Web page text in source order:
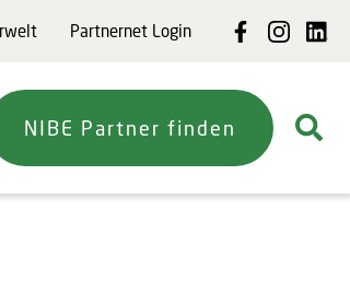
Partnernet Login
NIBE Partner finden